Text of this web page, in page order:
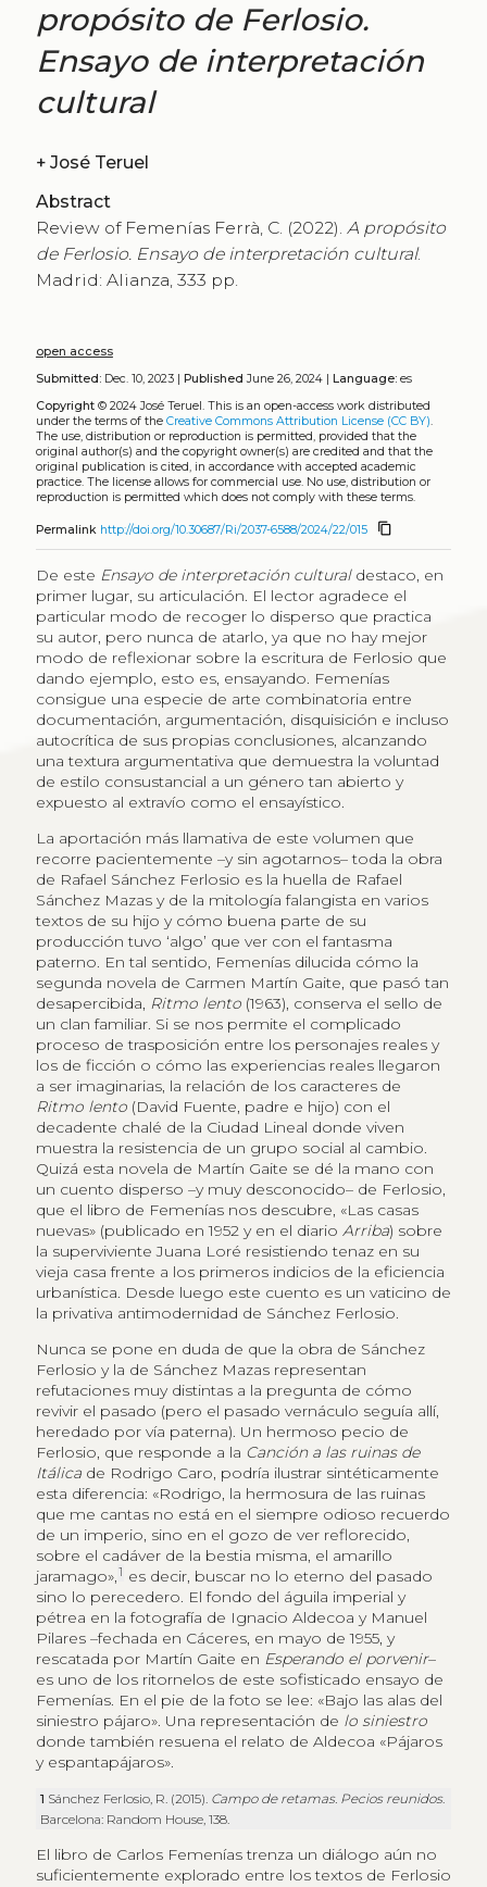
propósito de Ferlosio.
Ensayo de interpretación
cultural
+
José Teruel
Abstract
Review of Femenías Ferrà, C. (2022). A propósito
de Ferlosio. Ensayo de interpretación cultural.
Madrid: Alianza, 333 pp.
open access
Submitted:Dec. 10, 2023 | Published June 26, 2024 | Language:es
Copyright© 2024 José Teruel. This is an open-access work distributed
under the terms of the Creative Commons Attribution License (CC BY).
The use, distribution or reproduction is permitted, provided that the
original author(s) and the copyright owner(s) are credited and that the
original publication is cited, in accordance with accepted academic
practice. The license allows for commercial use. No use, distribution or
reproduction is permitted which does not comply with these terms.
Permalink http://doi.org/10.30687/Ri/2037-6588/2024/22/015 content_copy
De este Ensayo de interpretación culturaldestaco, en
primer lugar, su articulación. El lector agradece el
particular modo de recoger lo disperso que practica
su autor, pero nunca de atarlo, ya que no hay mejor
modo de reflexionar sobre la escritura de Ferlosio que
dando ejemplo, esto es, ensayando. Femenías
consigue una especie de arte combinatoria entre
documentación, argumentación, disquisición e incluso
autocrítica de sus propias conclusiones, alcanzando
una textura argumentativa que demuestra la voluntad
de estilo consustancial a un género tan abierto y
expuesto al extravío como el ensayístico.
La aportación más llamativa de este volumen que
recorre pacientemente –y sin agotarnos– toda la obra
de Rafael Sánchez Ferlosio es la huella de Rafael
Sánchez Mazas y de la mitología falangista en varios
textos de su hijo y cómo buena parte de su
producción tuvo ‘algo’ que ver con el fantasma
paterno. En tal sentido, Femenías dilucida cómo la
segunda novela de Carmen Martín Gaite, que pasó tan
desapercibida, Ritmo lento(1963), conserva el sello de
un clan familiar. Si se nos permite el complicado
proceso de trasposición entre los personajes reales y
los de ficción o cómo las experiencias reales llegaron
a ser imaginarias, la relación de los caracteres de
Ritmo lento(David Fuente, padre e hijo) con el
decadente chalé de la Ciudad Lineal donde viven
muestra la resistencia de un grupo social al cambio.
Quizá esta novela de Martín Gaite se dé la mano con
un cuento disperso –y muy desconocido– de Ferlosio,
que el libro de Femenías nos descubre, «Las casas
nuevas» (publicado en 1952 y en el diario Arriba) sobre
la superviviente Juana Loré resistiendo tenaz en su
vieja casa frente a los primeros indicios de la eficiencia
urbanística. Desde luego este cuento es un vaticino de
la privativa antimodernidad de Sánchez Ferlosio.
Nunca se pone en duda de que la obra de Sánchez
Ferlosio y la de Sánchez Mazas representan
refutaciones muy distintas a la pregunta de cómo
revivir el pasado (pero el pasado vernáculo seguía allí,
heredado por vía paterna). Un hermoso pecio de
Ferlosio, que responde a la Canción a las ruinas de
Itálicade Rodrigo Caro, podría ilustrar sintéticamente
esta diferencia: «Rodrigo, la hermosura de las ruinas
que me cantas no está en el siempre odioso recuerdo
de un imperio, sino en el gozo de ver reflorecido,
sobre el cadáver de la bestia misma, el amarillo
jaramago»,1 es decir, buscar no lo eterno del pasado
sino lo perecedero. El fondo del águila imperial y
pétrea en la fotografía de Ignacio Aldecoa y Manuel
Pilares –fechada en Cáceres, en mayo de 1955, y
rescatada por Martín Gaite en Esperando el porvenir–
es uno de los ritornelos de este sofisticado ensayo de
Femenías. En el pie de la foto se lee: «Bajo las alas del
siniestro pájaro». Una representación de lo siniestro
donde también resuena el relato de Aldecoa «Pájaros
y espantapájaros».
1 Sánchez Ferlosio, R. (2015). Campo de retamas. Pecios reunidos.
Barcelona: Random House, 138.
El libro de Carlos Femenías trenza un diálogo aún no
suficientemente explorado entre los textos de Ferlosio